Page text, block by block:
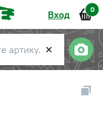
Вход 0
✕